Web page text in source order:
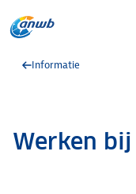
Informatie
Werken